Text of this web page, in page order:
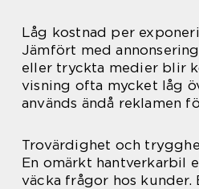
Låg kostnad per
Jämfört med
eller tryckta medier blir
visning ofta mycket låg
används ändå reklamen
Trovärdighet och
En omärkt hantverkarbil
väcka frågor hos